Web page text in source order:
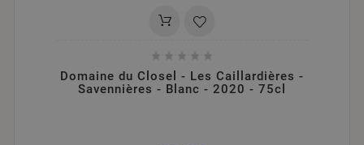
    
Domaine du Closel - Les Caillardières -
Savennières - Blanc - 2020 - 75cl